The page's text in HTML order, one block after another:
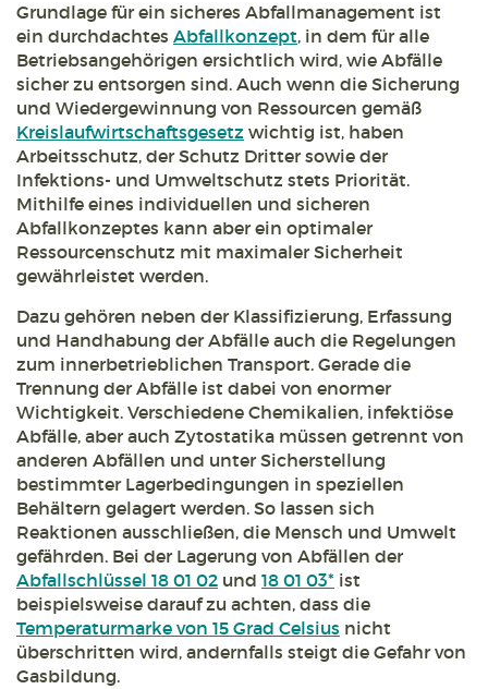
Grundlage für ein sicheres Abfallmanagement ist
ein durchdachtes Abfallkonzept, in dem für alle
Betriebsangehörigen ersichtlich wird, wie Abfälle
sicher zu entsorgen sind. Auch wenn die Sicherung
und Wiedergewinnung von Ressourcen gemäß
Kreislaufwirtschaftsgesetz wichtig ist, haben
Arbeitsschutz, der Schutz Dritter sowie der
Infektions- und Umweltschutz stets Priorität.
Mithilfe eines individuellen und sicheren
Abfallkonzeptes kann aber ein optimaler
Ressourcenschutz mit maximaler Sicherheit
gewährleistet werden.
Dazu gehören neben der Klassifizierung, Erfassung
und Handhabung der Abfälle auch die Regelungen
zum innerbetrieblichen Transport. Gerade die
Trennung der Abfälle ist dabei von enormer
Wichtigkeit. Verschiedene Chemikalien, infektiöse
Abfälle, aber auch Zytostatika müssen getrennt von
anderen Abfällen und unter Sicherstellung
bestimmter Lagerbedingungen in speziellen
Behältern gelagert werden. So lassen sich
Reaktionen ausschließen, die Mensch und Umwelt
gefährden. Bei der Lagerung von Abfällen der
Abfallschlüssel 18 01 02 und 18 01 03* ist
beispielsweise darauf zu achten, dass die
Temperaturmarke von 15 Grad Celsius nicht
überschritten wird, andernfalls steigt die Gefahr von
Gasbildung.